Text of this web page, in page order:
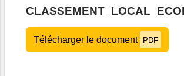
Télécharger le document PDF